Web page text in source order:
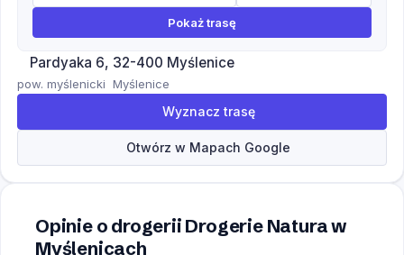
Pokaż trasę
Pardyaka 6, 32-400 Myślenice
pow. myślenicki Myślenice
Wyznacz trasę
Otwórz w Mapach Google
Opinie o drogerii Drogerie Natura w
Myślenicach